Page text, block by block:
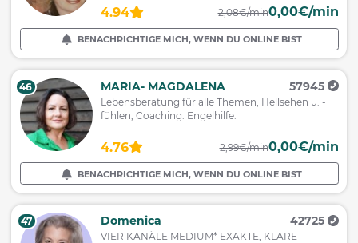
4.94 2,08€/min0,00€/min
BENACHRICHTIGE MICH, WENN DU ONLINE BIST
46 MARIA- MAGDALENA 57945
Lebensberatung für alle Themen, Hellsehen u. -
fühlen, Coaching. Engelhilfe.
4.76 2,99€/min0,00€/min
BENACHRICHTIGE MICH, WENN DU ONLINE BIST
47 Domenica 42725
VIER KANÄLE MEDIUM* EXAKTE, KLARE